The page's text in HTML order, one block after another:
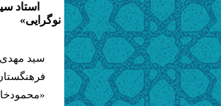
استاد
نوگرایی»
سید